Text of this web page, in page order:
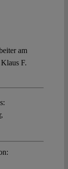
am
F.
,